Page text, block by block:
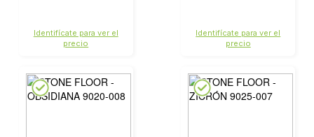
Identifícate para ver el
precio
Identifícate para ver el
precio